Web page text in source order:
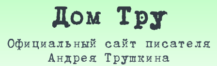
Дом Тру
Официальный сайт писателя
Андрея Трушкина